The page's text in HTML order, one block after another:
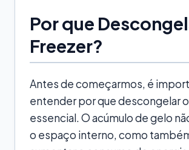
Por que
Freezer?
Antes de começarmos, é
entender por que descongelar
essencial. O acúmulo de gelo
o espaço interno, como